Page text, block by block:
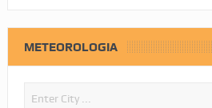
METEOROLOGIA